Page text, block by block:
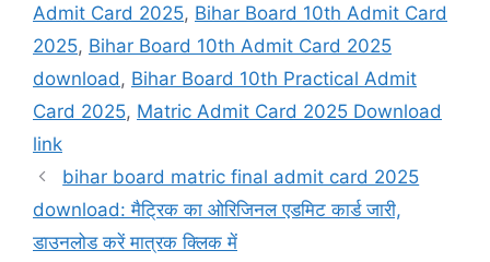
Admit Card 2025, Bihar Board 10th Admit Card
2025, Bihar Board 10th Admit Card 2025
download , Bihar Board 10th Practical Admit
Card 2025, Matric Admit Card 2025 Download
link
bihar board matric final admit card 2025
download: मैट्रिक का ओरिजिनल एडमिट कार्ड जारी,
डाउनलोड करें मात्रक क्लिक में